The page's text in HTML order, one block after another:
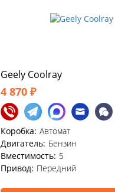
Geely Coolray
4 870 ₽
Коробка: Автомат
Двигатель: Бензин
Вместимость: 5
Привод: Передний